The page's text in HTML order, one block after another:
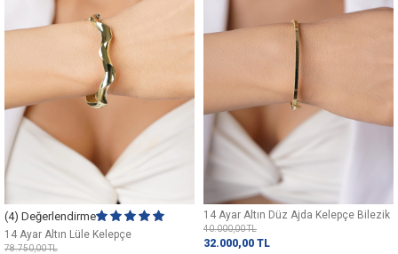
(4) Değerlendirme
14 Ayar Altın Lüle Kelepçe
78.750,00TL
14 Ayar Altın Düz Ajda Kelepçe Bilezik
40.000,00TL
32.000,00 TL